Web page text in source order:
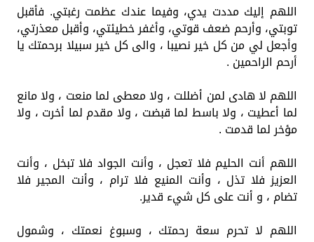
اللهم إليك مددت يدي، وفيما عندك عظمت رغبتي. فأقبل
توبتي، وأرحم ضعف قوتي، وأغفر خطيئتي، وأقبل معذرتي،
وأجعل لي من كل خير نصيبا ، والى كل خير سبيلا برحمتك يا
أرحم الراحمين .
اللهم لا هادى لمن أضللت ، ولا معطى لما منعت ، ولا مانع
لما أعطيت ، ولا باسط لما قبضت ، ولا مقدم لما أخرت ، ولا
مؤخر لما قدمت .
اللهم أنت الحليم فلا تعجل ، وأنت الجواد فلا تبخل ، وأنت
العزيز فلا تذل ، وأنت المنيع فلا ترام ، وأنت المجير فلا
تضام ، و أنت على كل شيء قدير.
اللهم لا تحرم سعة رحمتك ، وسبوغ نعمتك ، وشمول